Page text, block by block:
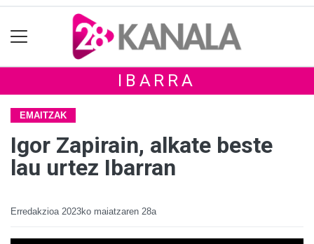
IBARRA
EMAITZAK
Igor Zapirain, alkate beste
lau urtez Ibarran
Erredakzioa 2023ko maiatzaren 28a